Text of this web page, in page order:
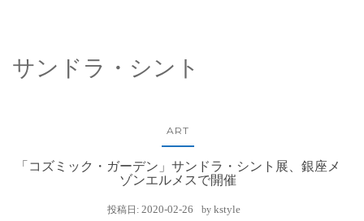
サンドラ・シント
ART
「コズミック・ガーデン」サンドラ・シント展、銀座メ
ゾンエルメスで開催
投稿日: 2020-02-26 by kstyle